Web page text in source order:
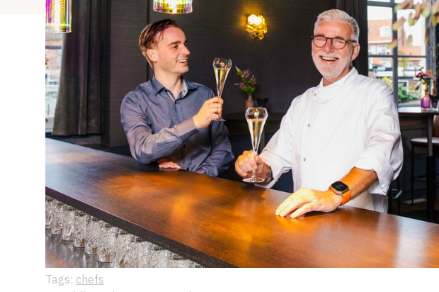
Tags: chefs